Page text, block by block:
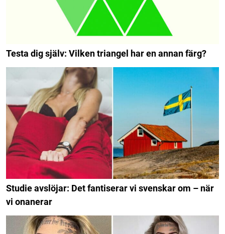
Testa dig själv: Vilken triangel har en annan färg?
Studie avslöjar: Det fantiserar vi svenskar om – när
vi onanerar